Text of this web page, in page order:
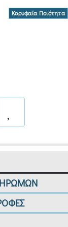
Κορυφαία Ποιότητα